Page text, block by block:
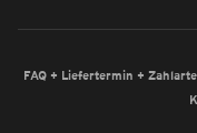
FAQ + Liefertermin +